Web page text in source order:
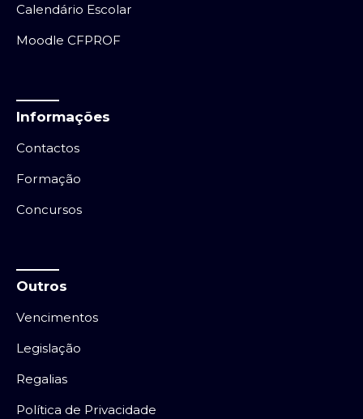
Calendário Escolar
Moodle CFPROF
Informações
Contactos
Formação
Concursos
Outros
Vencimentos
Legislação
Regalias
Política de Privacidade